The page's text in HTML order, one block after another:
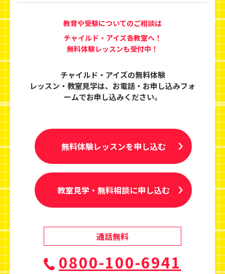
教育や受験についてのご相談は
チャイルド・アイズ各教室へ！
無料体験レッスンも受付中！
チャイルド・アイズの無料体験
レッスン・教室見学は、 お電話・お申し込みフォ
ームでお申し込みください。
無料体験レッスンを申し込む
教室見学・無料相談に申し込む
通話無料
0800-100-6941